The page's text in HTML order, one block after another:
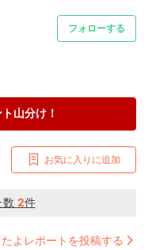
フォローする
山分け！
お気に入りに追加
数 2件
よレポートを投稿する